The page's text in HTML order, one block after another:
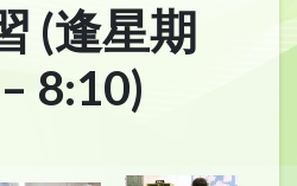
(逢星期
8:10)